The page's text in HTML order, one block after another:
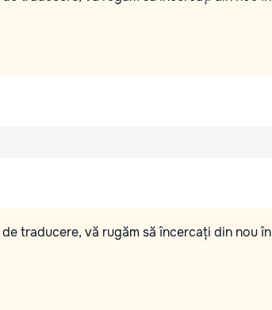
traducere, vă rugăm să încercați din nou în